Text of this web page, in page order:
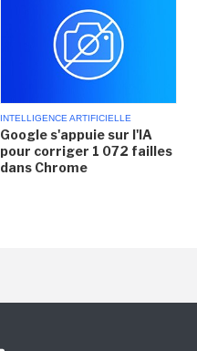
INTELLIGENCE ARTIFICIELLE
Google s'appuie sur l'IA
pour corriger 1 072 failles
dans Chrome